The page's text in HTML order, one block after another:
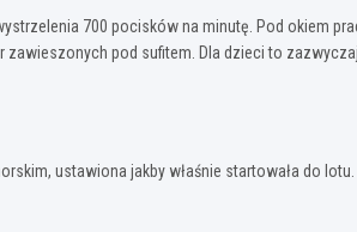
700 pocisków na minutę. Pod okiem
pod sufitem. Dla dzieci to
ustawiona jakby właśnie startowała do